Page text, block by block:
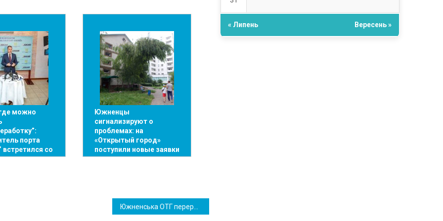
можно
порта
со
Южненцы
сигнализируют о
проблемах: на
«Открытый город»
поступили новые заявки
« Липень Вересень »